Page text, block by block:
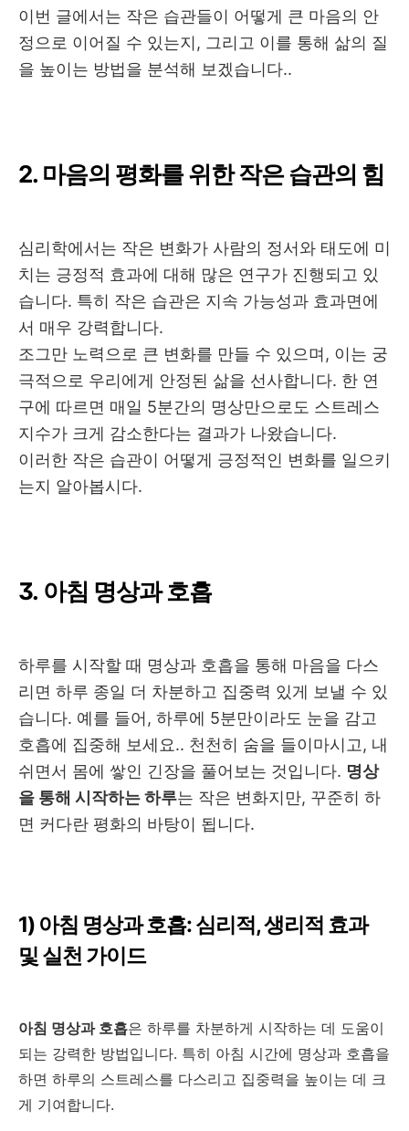
이번 글에서는 작은 습관들이 어떻게 큰 마음의 안
정으로 이어질 수 있는지 , 그리고 이를 통해 삶의 질
을 높이는 방법을 분석해 보겠습니다..
2. 마음의 평화를 위한 작은 습관의 힘
심리학에서는 작은 변화가 사람의 정서와 태도에 미
치는 긍정적 효과에 대해 많은 연구가 진행되고 있
습니다. 특히 작은 습관은 지속 가능성과 효과면에
서 매우 강력합니다.
조그만 노력으로 큰 변화를 만들 수 있으며, 이는 궁
극적으로 우리에게 안정된 삶을 선사합니다. 한 연
구에 따르면 매일 5분간의 명상만으로도 스트레스
지수가 크게 감소한다는 결과가 나왔습니다.
이러한 작은 습관이 어떻게 긍정적인 변화를 일으키
는지 알아봅시다.
3. 아침 명상과 호흡
하루를 시작할 때 명상과 호흡을 통해 마음을 다스
리면 하루 종일 더 차분하고 집중력 있게 보낼 수 있
습니다. 예를 들어, 하루에 5분만이라도 눈을 감고
호흡에 집중해 보세요.. 천천히 숨을 들이마시고 , 내
쉬면서 몸에 쌓인 긴장을 풀어보는 것입니다. 명상
을 통해 시작하는 하루는 작은 변화지만, 꾸준히 하
면 커다란 평화의 바탕이 됩니다.
1) 아침 명상과 호흡:심리적,생리적 효과
및 실천 가이드
아침 명상과 호흡은 하루를 차분하게 시작하는 데 도움이
되는 강력한 방법입니다. 특히 아침 시간에 명상과 호흡을
하면 하루의 스트레스를 다스리고 집중력을 높이는 데 크
게 기여합니다.